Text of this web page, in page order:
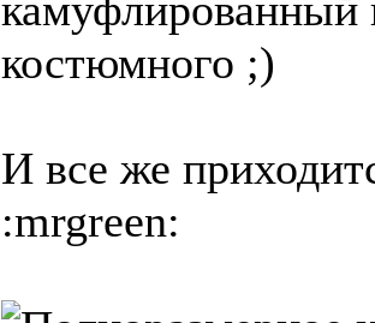
костюмного ;)
И все же
:mrgreen: